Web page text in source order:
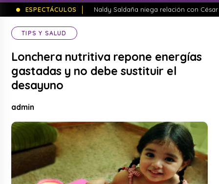
ESPECTÁCULOS
Naldy Saldaña niega relación con
TIPS Y SALUD
Lonchera nutritiva repone energías
gastadas y no debe sustituir el
desayuno
admin